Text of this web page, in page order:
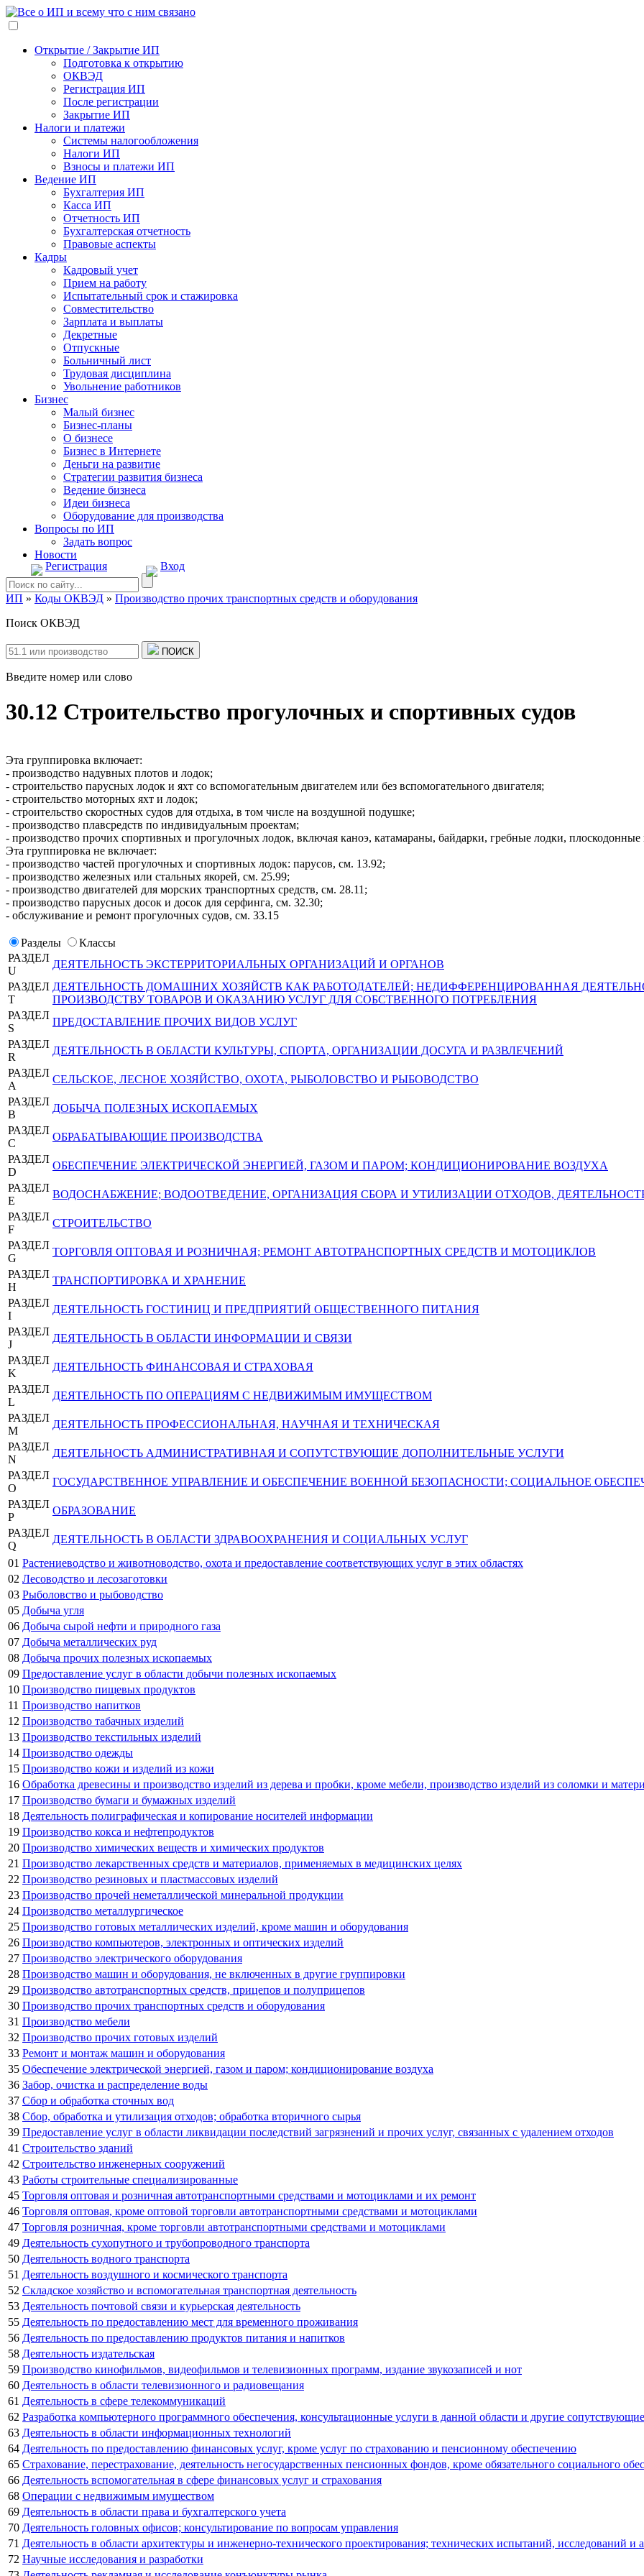
Открытие / Закрытие ИП
Подготовка к открытию
ОКВЭД
Регистрация ИП
После регистрации
Закрытие ИП
Налоги и платежи
Системы налогообложения
Налоги ИП
Взносы и платежи ИП
Ведение ИП
Бухгалтерия ИП
Касса ИП
Отчетность ИП
Бухгалтерская отчетность
Правовые аспекты
Кадры
Кадровый учет
Прием на работу
Испытательный срок и стажировка
Совместительство
Зарплата и выплаты
Декретные
Отпускные
Больничный лист
Трудовая дисциплина
Увольнение работников
Бизнес
Малый бизнес
Бизнес-планы
О бизнесе
Бизнес в Интернете
Деньги на развитие
Стратегии развития бизнеса
Ведение бизнеса
Идеи бизнеса
Оборудование для производства
Вопросы по ИП
Задать вопрос
Новости
Регистрация
Вход
ИП » Коды ОКВЭД » Производство прочих транспортных средств и оборудования
Поиск ОКВЭД
ПОИСК
Введите номер или слово
30.12 Строительство прогулочных и спортивных судов
Эта группировка включает:
- производство надувных плотов и лодок;
- строительство парусных лодок и яхт со вспомогательным двигателем или без вспомогательного двигателя;
- строительство моторных яхт и лодок;
- строительство скоростных судов для отдыха, в том числе на воздушной подушке;
- производство плавсредств по индивидуальным проектам;
- производство прочих спортивных и прогулочных лодок, включая каноэ, катамараны, байдарки, гребные лодки, плоскодонные
Эта группировка не включает:
- производство частей прогулочных и спортивных лодок: парусов, см. 13.92;
- производство железных или стальных якорей, см. 25.99;
- производство двигателей для морских транспортных средств, см. 28.11;
- производство парусных досок и досок для серфинга, см. 32.30;
- обслуживание и ремонт прогулочных судов, см. 33.15
Разделы
Классы
РАЗДЕЛ
U
ДЕЯТЕЛЬНОСТЬ ЭКСТЕРРИТОРИАЛЬНЫХ ОРГАНИЗАЦИЙ И ОРГАНОВ
РАЗДЕЛ
T
ДЕЯТЕЛЬНОСТЬ ДОМАШНИХ ХОЗЯЙСТВ КАК РАБОТОДАТЕЛЕЙ; НЕДИФФЕРЕНЦИРОВАННАЯ
ПРОИЗВОДСТВУ ТОВАРОВ И ОКАЗАНИЮ УСЛУГ ДЛЯ СОБСТВЕННОГО ПОТРЕБЛЕНИЯ
РАЗДЕЛ
S
ПРЕДОСТАВЛЕНИЕ ПРОЧИХ ВИДОВ УСЛУГ
РАЗДЕЛ
R
ДЕЯТЕЛЬНОСТЬ В ОБЛАСТИ КУЛЬТУРЫ, СПОРТА, ОРГАНИЗАЦИИ ДОСУГА И РАЗВЛЕЧЕНИЙ
РАЗДЕЛ
A
СЕЛЬСКОЕ, ЛЕСНОЕ ХОЗЯЙСТВО, ОХОТА, РЫБОЛОВСТВО И РЫБОВОДСТВО
РАЗДЕЛ
B
ДОБЫЧА ПОЛЕЗНЫХ ИСКОПАЕМЫХ
РАЗДЕЛ
C
ОБРАБАТЫВАЮЩИЕ ПРОИЗВОДСТВА
РАЗДЕЛ
D
ОБЕСПЕЧЕНИЕ ЭЛЕКТРИЧЕСКОЙ ЭНЕРГИЕЙ, ГАЗОМ И ПАРОМ; КОНДИЦИОНИРОВАНИЕ ВОЗДУХА
РАЗДЕЛ
E
ВОДОСНАБЖЕНИЕ; ВОДООТВЕДЕНИЕ, ОРГАНИЗАЦИЯ СБОРА И УТИЛИЗАЦИИ ОТХОДОВ,
РАЗДЕЛ
F
СТРОИТЕЛЬСТВО
РАЗДЕЛ
G
ТОРГОВЛЯ ОПТОВАЯ И РОЗНИЧНАЯ; РЕМОНТ АВТОТРАНСПОРТНЫХ СРЕДСТВ И МОТОЦИКЛОВ
РАЗДЕЛ
H
ТРАНСПОРТИРОВКА И ХРАНЕНИЕ
РАЗДЕЛ
I
ДЕЯТЕЛЬНОСТЬ ГОСТИНИЦ И ПРЕДПРИЯТИЙ ОБЩЕСТВЕННОГО ПИТАНИЯ
РАЗДЕЛ
J
ДЕЯТЕЛЬНОСТЬ В ОБЛАСТИ ИНФОРМАЦИИ И СВЯЗИ
РАЗДЕЛ
K
ДЕЯТЕЛЬНОСТЬ ФИНАНСОВАЯ И СТРАХОВАЯ
РАЗДЕЛ
L
ДЕЯТЕЛЬНОСТЬ ПО ОПЕРАЦИЯМ С НЕДВИЖИМЫМ ИМУЩЕСТВОМ
РАЗДЕЛ
M
ДЕЯТЕЛЬНОСТЬ ПРОФЕССИОНАЛЬНАЯ, НАУЧНАЯ И ТЕХНИЧЕСКАЯ
РАЗДЕЛ
N
ДЕЯТЕЛЬНОСТЬ АДМИНИСТРАТИВНАЯ И СОПУТСТВУЮЩИЕ ДОПОЛНИТЕЛЬНЫЕ УСЛУГИ
РАЗДЕЛ
O
ГОСУДАРСТВЕННОЕ УПРАВЛЕНИЕ И ОБЕСПЕЧЕНИЕ ВОЕННОЙ БЕЗОПАСНОСТИ; СОЦИАЛЬНОЕ
РАЗДЕЛ
P
ОБРАЗОВАНИЕ
РАЗДЕЛ
Q
ДЕЯТЕЛЬНОСТЬ В ОБЛАСТИ ЗДРАВООХРАНЕНИЯ И СОЦИАЛЬНЫХ УСЛУГ
01 Растениеводство и животноводство, охота и предоставление соответствующих услуг в этих областях
02 Лесоводство и лесозаготовки
03 Рыболовство и рыбоводство
05 Добыча угля
06 Добыча сырой нефти и природного газа
07 Добыча металлических руд
08 Добыча прочих полезных ископаемых
09 Предоставление услуг в области добычи полезных ископаемых
10 Производство пищевых продуктов
11 Производство напитков
12 Производство табачных изделий
13 Производство текстильных изделий
14 Производство одежды
15 Производство кожи и изделий из кожи
16 Обработка древесины и производство изделий из дерева и пробки, кроме мебели, производство изделий из соломки и
17 Производство бумаги и бумажных изделий
18 Деятельность полиграфическая и копирование носителей информации
19 Производство кокса и нефтепродуктов
20 Производство химических веществ и химических продуктов
21 Производство лекарственных средств и материалов, применяемых в медицинских целях
22 Производство резиновых и пластмассовых изделий
23 Производство прочей неметаллической минеральной продукции
24 Производство металлургическое
25 Производство готовых металлических изделий, кроме машин и оборудования
26 Производство компьютеров, электронных и оптических изделий
27 Производство электрического оборудования
28 Производство машин и оборудования, не включенных в другие группировки
29 Производство автотранспортных средств, прицепов и полуприцепов
30 Производство прочих транспортных средств и оборудования
31 Производство мебели
32 Производство прочих готовых изделий
33 Ремонт и монтаж машин и оборудования
35 Обеспечение электрической энергией, газом и паром; кондиционирование воздуха
36 Забор, очистка и распределение воды
37 Сбор и обработка сточных вод
38 Сбор, обработка и утилизация отходов; обработка вторичного сырья
39 Предоставление услуг в области ликвидации последствий загрязнений и прочих услуг, связанных с удалением отходов
41 Строительство зданий
42 Строительство инженерных сооружений
43 Работы строительные специализированные
45 Торговля оптовая и розничная автотранспортными средствами и мотоциклами и их ремонт
46 Торговля оптовая, кроме оптовой торговли автотранспортными средствами и мотоциклами
47 Торговля розничная, кроме торговли автотранспортными средствами и мотоциклами
49 Деятельность сухопутного и трубопроводного транспорта
50 Деятельность водного транспорта
51 Деятельность воздушного и космического транспорта
52 Складское хозяйство и вспомогательная транспортная деятельность
53 Деятельность почтовой связи и курьерская деятельность
55 Деятельность по предоставлению мест для временного проживания
56 Деятельность по предоставлению продуктов питания и напитков
58 Деятельность издательская
59 Производство кинофильмов, видеофильмов и телевизионных программ, издание звукозаписей и нот
60 Деятельность в области телевизионного и радиовещания
61 Деятельность в сфере телекоммуникаций
62 Разработка компьютерного программного обеспечения, консультационные услуги в данной области и другие
63 Деятельность в области информационных технологий
64 Деятельность по предоставлению финансовых услуг, кроме услуг по страхованию и пенсионному обеспечению
65 Страхование, перестрахование, деятельность негосударственных пенсионных фондов, кроме обязательного социального
66 Деятельность вспомогательная в сфере финансовых услуг и страхования
68 Операции с недвижимым имуществом
69 Деятельность в области права и бухгалтерского учета
70 Деятельность головных офисов; консультирование по вопросам управления
71 Деятельность в области архитектуры и инженерно-технического проектирования; технических испытаний, исследований и
72 Научные исследования и разработки